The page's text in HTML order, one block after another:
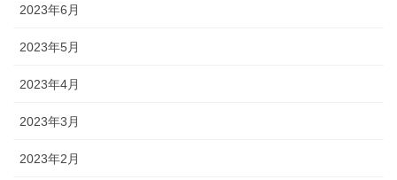
2023年6月
2023年5月
2023年4月
2023年3月
2023年2月